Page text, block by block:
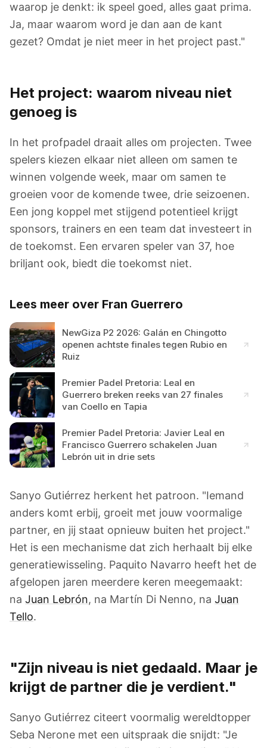
waarop je denkt: ik speel goed, alles gaat prima.
Ja, maar waarom word je dan aan de kant
gezet? Omdat je niet meer in het project past."
Het project: waarom niveau niet
genoeg is
In het profpadel draait alles om projecten. Twee
spelers kiezen elkaar niet alleen om samen te
winnen volgende week, maar om samen te
groeien voor de komende twee, drie seizoenen.
Een jong koppel met stijgend potentieel krijgt
sponsors, trainers en een team dat investeert in
de toekomst. Een ervaren speler van 37, hoe
briljant ook, biedt die toekomst niet.
Lees meer over Fran Guerrero
NewGiza P2 2026: Galán en Chingotto
openen achtste finales tegen Rubio en
Ruiz
Premier Padel Pretoria: Leal en
Guerrero breken reeks van 27 finales
van Coello en Tapia
Premier Padel Pretoria: Javier Leal en
Francisco Guerrero schakelen Juan
Lebrón uit in drie sets
Sanyo Gutiérrez herkent het patroon. "Iemand
anders komt erbij, groeit met jouw voormalige
partner, en jij staat opnieuw buiten het project."
Het is een mechanisme dat zich herhaalt bij elke
generatiewisseling. Paquito Navarro heeft het de
afgelopen jaren meerdere keren meegemaakt:
na Juan Lebrón, na Martín Di Nenno, na Juan
Tello.
"Zijn niveau is niet gedaald. Maar je
krijgt de partner die je verdient."
Sanyo Gutiérrez citeert voormalig wereldtopper
Seba Nerone met een uitspraak die snijdt: "Je